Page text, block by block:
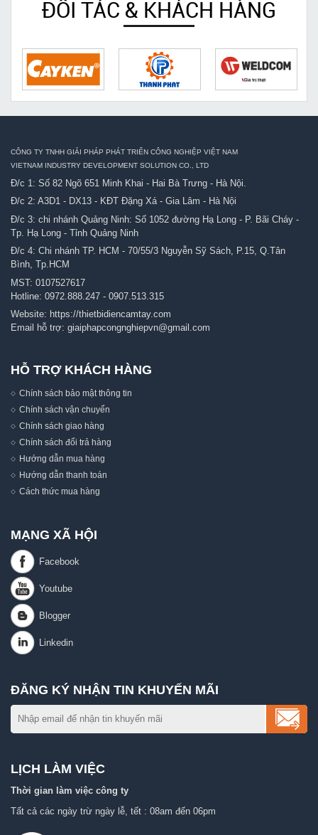
ĐỐI TÁC & KHÁCH HÀNG
CÔNG TY TNHH GIẢI PHÁP PHÁT TRIỂN CÔNG NGHIỆP VIỆT NAM
VIETNAM INDUSTRY DEVELOPMENT SOLUTION CO., LTD
Đ/c 1: Số 82 Ngõ 651 Minh Khai - Hai Bà Trưng - Hà Nội.
Đ/c 2: A3D1 - DX13 - KĐT Đặng Xá - Gia Lâm - Hà Nội
Đ/c 3: chi nhánh Quảng Ninh: Số 1052 đường Hạ Long - P. Bãi Cháy -
Tp. Hạ Long - Tỉnh Quảng Ninh
Đ/c 4: Chi nhánh TP. HCM - 70/55/3 Nguyễn Sỹ Sách, P.15, Q.Tân
Bình, Tp.HCM
MST: 0107527617
Hotline: 0972.888.247 - 0907.513.315
Website: https://thietbidiencamtay.com
Email hỗ trợ: giaiphapcongnghiepvn@gmail.com
HỖ TRỢ KHÁCH HÀNG
Chính sách bảo mật thông tin
Chính sách vận chuyển
Chính sách giao hàng
Chính sách đổi trả hàng
Hướng dẫn mua hàng
Hướng dẫn thanh toán
Cách thức mua hàng
MẠNG XÃ HỘI
ĐĂNG KÝ NHẬN TIN KHUYẾN MÃI
LỊCH LÀM VIỆC
Thời gian làm việc công ty
Tất cả các ngày trừ ngày lễ, tết : 08am đến 06pm